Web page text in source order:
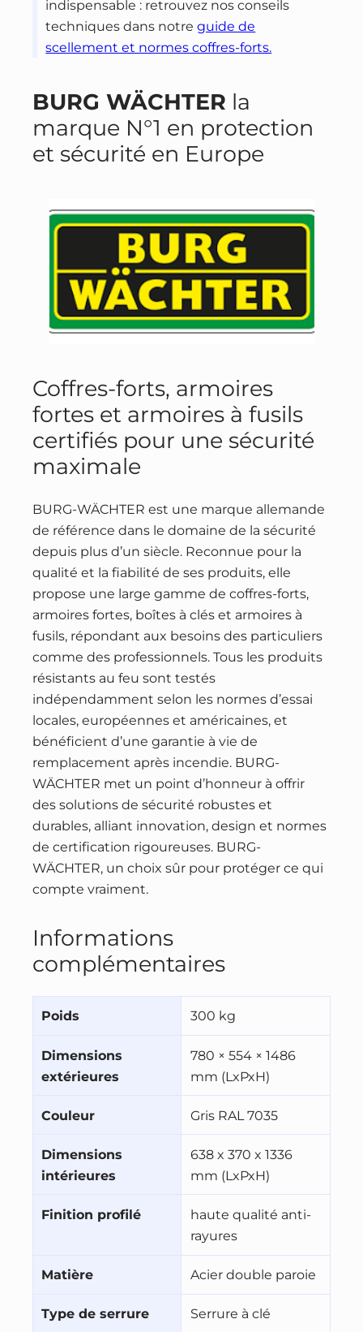
indispensable : retrouvez nos conseils
techniques dans notreguide de
scellement et normes coffres-forts.
BURG WÄCHTER la
marque N°1 en protection
et sécurité en Europe
Coffres-forts, armoires
fortes et armoires à fusils
certifiés pour une sécurité
maximale
BURG-WÄCHTER est une marque allemande
de référence dans le domaine de la sécurité
depuis plus d’un siècle. Reconnue pour la
qualité et la fiabilité de ses produits, elle
propose une large gamme de coffres-forts,
armoires fortes, boîtes à clés et armoires à
fusils, répondant aux besoins des particuliers
comme des professionnels. Tous les produits
résistants au feu sont testés
indépendamment selon les normes d’essai
locales, européennes et américaines, et
bénéficient d’une garantie à vie de
remplacement après incendie. BURG-
WÄCHTER met un point d’honneur à offrir
des solutions de sécurité robustes et
durables, alliant innovation, design et normes
de certification rigoureuses. BURG-
WÄCHTER, un choix sûr pour protéger ce qui
compte vraiment.
Informations
complémentaires
Poids 300 kg
Dimensions
extérieures
780 × 554 × 1486
mm (LxPxH)
Couleur Gris RAL 7035
Dimensions
intérieures
638 x 370 x 1336
mm (LxPxH)
Finition profilé
haute qualité anti-
rayures
Matière Acier double paroie
Type de serrure Serrure à clé